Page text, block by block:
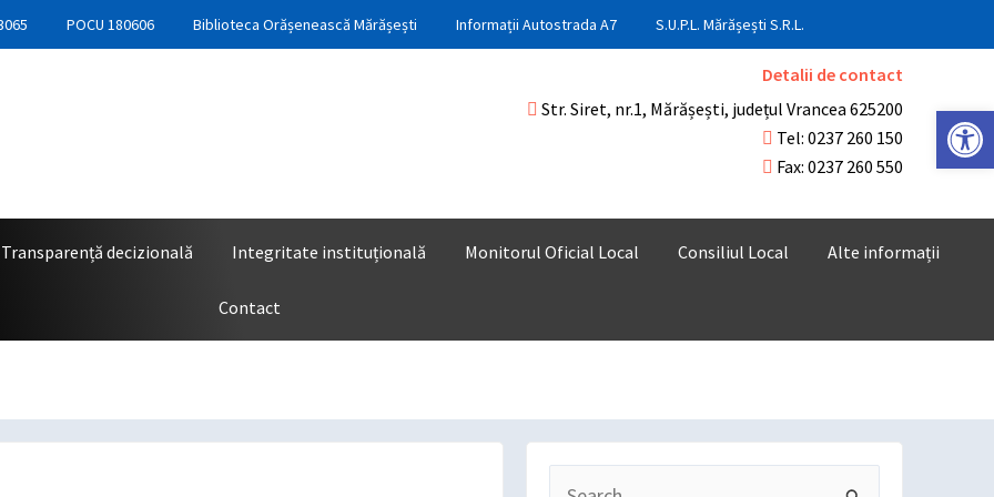
POCU 180606 Biblioteca Orășenească Mărășești Informații Autostrada A7 S.U.P.L. Mărășești S.R.L.
Detalii de contact
Str. Siret, nr.1, Mărășești, județul Vrancea 625200
Tel: 0237 260 150
Fax: 0237 260 550
Transparență decizională Integritate instituțională Monitorul Oficial Local Consiliul Local Alte informații
Contact
Deschide